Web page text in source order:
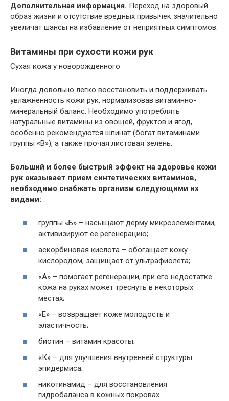
Дополнительная информация. Переход на здоровый
образ жизни и отсутствие вредных привычек значительно
увеличат шансы на избавление от неприятных симптомов.
Витамины при сухости кожи рук
Сухая кожа у новорожденного
Иногда довольно легко восстановить и поддерживать
увлажненность кожи рук, нормализовав витаминно-
минеральный баланс. Необходимо употреблять
натуральные витамины из овощей, фруктов и ягод,
особенно рекомендуются шпинат (богат витаминами
группы «В»), а также прочая листовая зелень.
Больший и более быстрый эффект на здоровье кожи
рук оказывает прием синтетических витаминов,
необходимо снабжать организм следующими их
видами:
группы «Б» – насыщают дерму микроэлементами,
активизируют ее регенерацию;
аскорбиновая кислота – обогащает кожу
кислородом, защищает от ультрафиолета;
«А» – помогает регенерации, при его недостатке
кожа на руках может треснуть в некоторых
местах;
«Е» – возвращает коже молодость и
эластичность;
биотин – витамин красоты;
«К» – для улучшения внутренней структуры
эпидермиса;
никотинамид – для восстановления
гидробаланса в кожных покровах.